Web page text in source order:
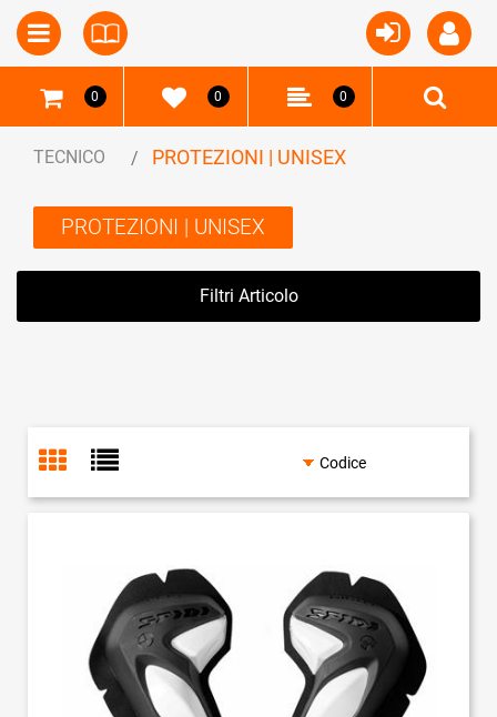
Open Open menu
0 0 0
TECNICO PROTEZIONI | UNISEX
PROTEZIONI | UNISEX
Filtri Articolo